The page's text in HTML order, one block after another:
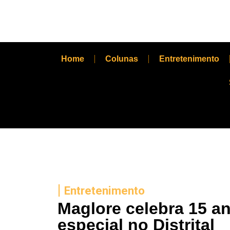
Home Colunas Entretenimento
Entretenimento
Maglore celebra 15
especial no Distrital